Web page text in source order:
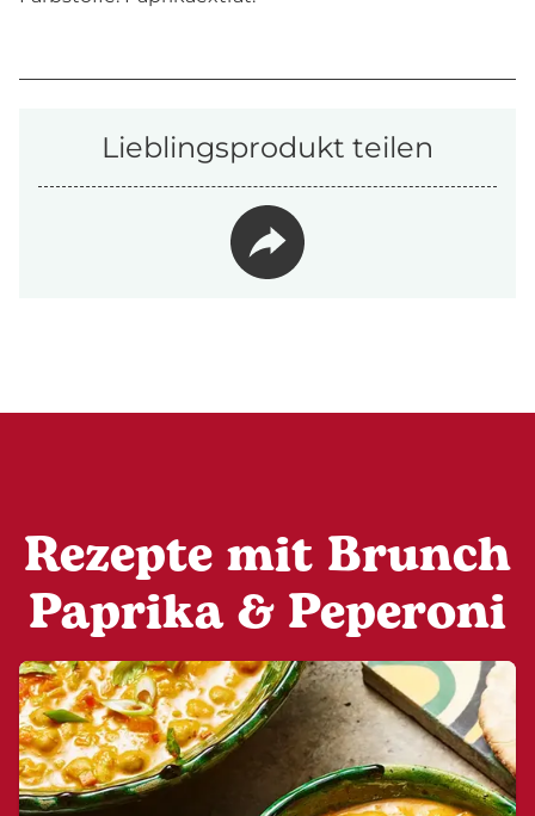
Lieblingsprodukt teilen
Rezepte mit Brunch
Paprika & Peperoni